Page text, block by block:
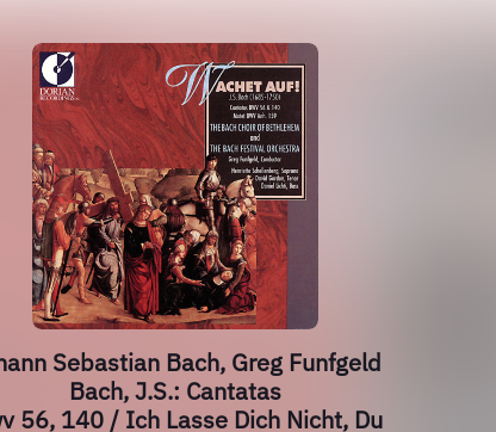
Sebastian Bach, Greg Funfgeld
Bach, J.S.: Cantatas
56, 140 / Ich Lasse Dich Nicht, Du